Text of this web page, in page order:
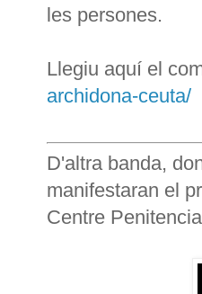
les persones.
Llegiu aquí el
archidona-ceuta/
D'altra banda,
manifestaran el
Centre